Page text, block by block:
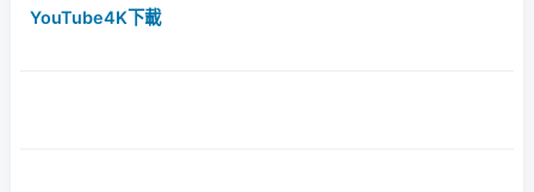
YouTube4K下載